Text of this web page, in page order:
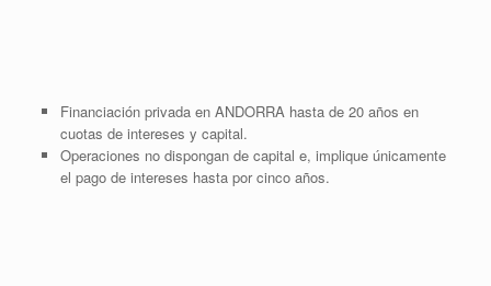
Financiación privada en ANDORRA hasta de 20 años en
cuotas de intereses y capital.
Operaciones no dispongan de capital e, implique únicamente
el pago de intereses hasta por cinco años.